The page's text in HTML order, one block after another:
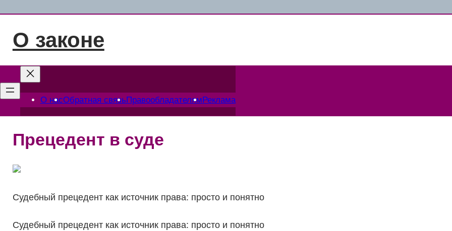
содержимому
О законе
О насОбратная связь Правообладателям Реклама
Прецедент в суде
Судебный прецедент как источник права: просто и понятно
Судебный прецедент как источник права: просто и понятно